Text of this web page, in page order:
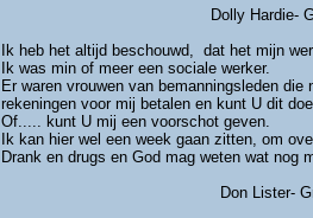
Dolly Hardie-
Ik heb het altijd beschouwd, dat het mijn
Ik was min of meer een sociale werker.
Er waren vrouwen van bemanningsleden
rekeningen voor mij betalen en kunt U dit
Of..... kunt U mij een voorschot geven.
Ik kan hier wel een week gaan zitten, om
Drank en drugs en God mag weten wat nog
Don Lister-